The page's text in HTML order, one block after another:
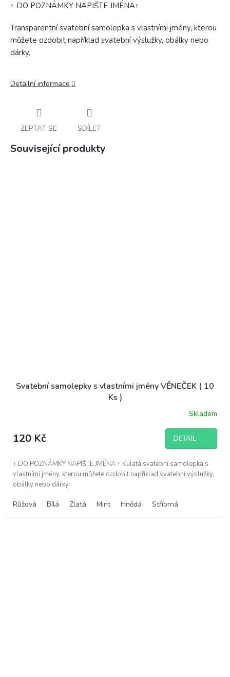
↑ DO POZNÁMKY NAPIŠTE JMÉNA↑
Transparentní svatební samolepka s vlastními jmény, kterou
můžete ozdobit například svatební výslužky, obálky nebo
dárky.
Detailní informace
ZEPTAT SE SDÍLET
Související produkty
Svatební samolepky s vlastními jmény VĚNEČEK ( 10
Ks )
Skladem
120 Kč DETAIL
↑ DO POZNÁMKY NAPIŠTE JMÉNA ↑ Kulatá svatební samolepka s
vlastními jmény, kterou můžete ozdobit například svatební výslužky,
obálky nebo dárky.
Růžová Bílá Zlatá Mint Hnědá Stříbrná